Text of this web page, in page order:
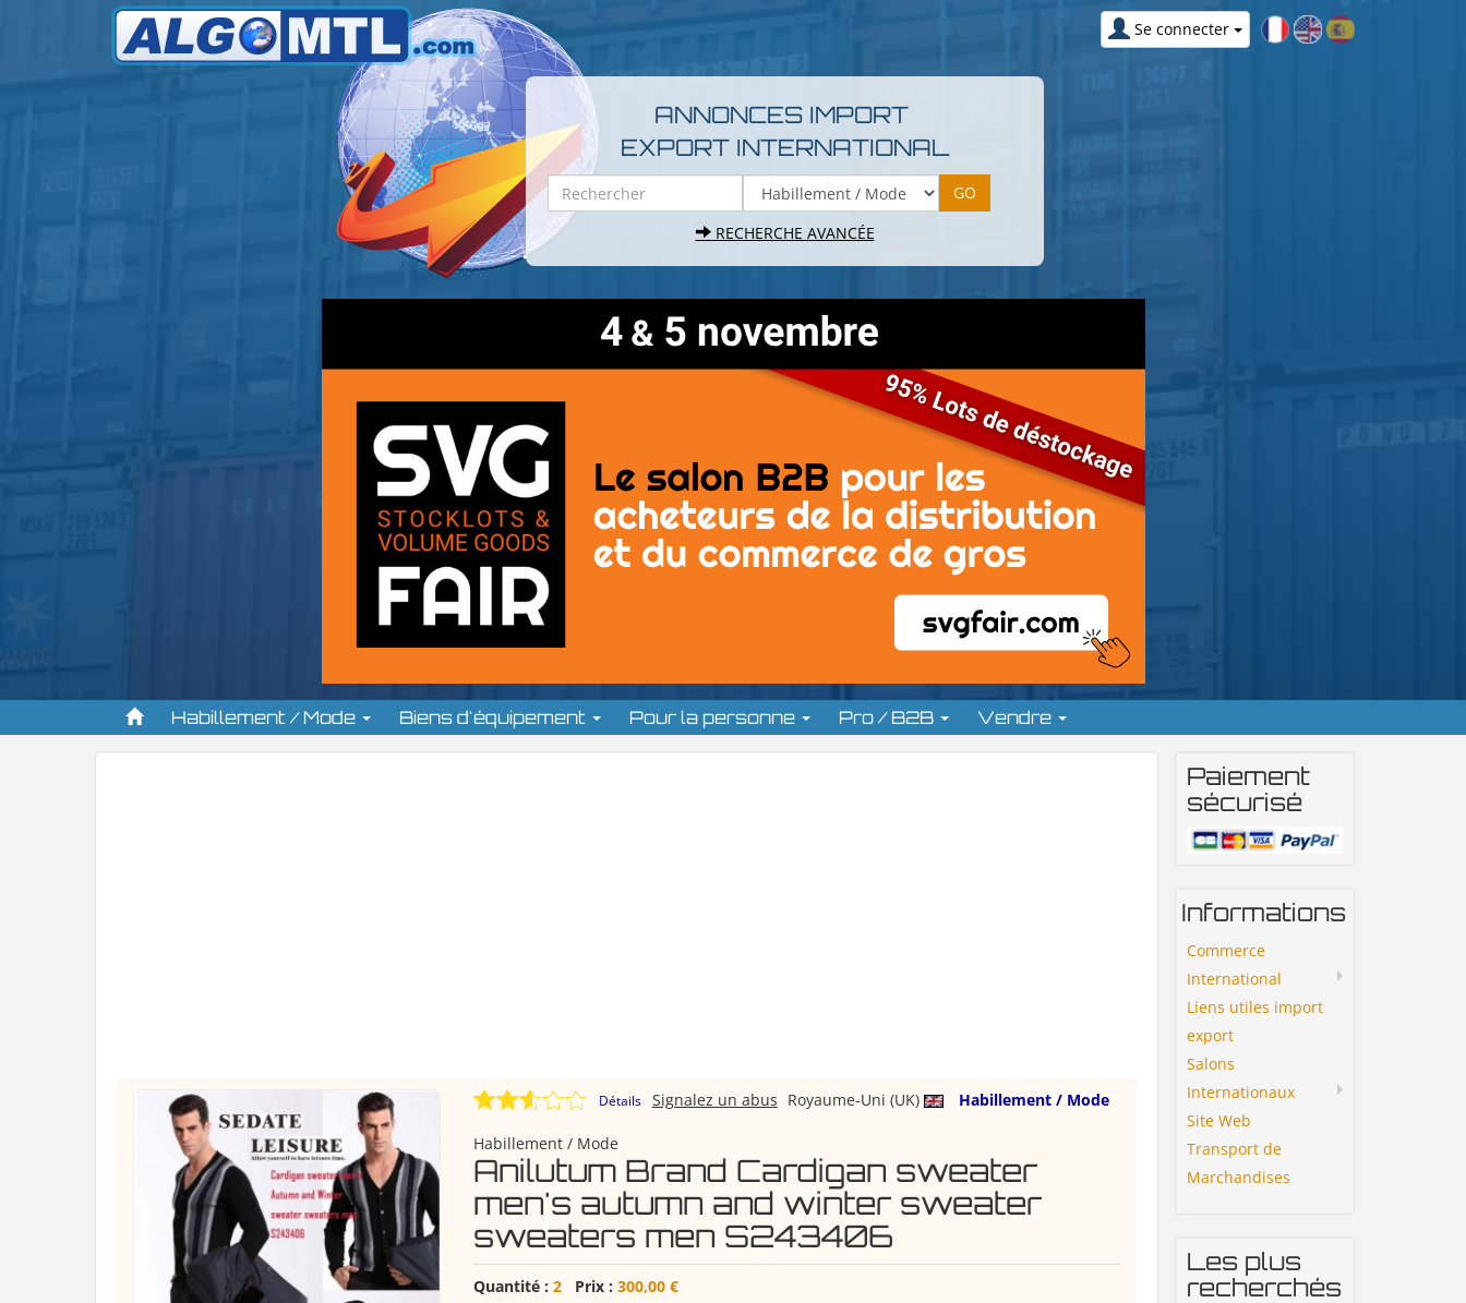
Se connecter
ANNONCES IMPORT
EXPORT INTERNATIONAL
RECHERCHE AVANCÉE
Habillement / Mode Biens d'équipement Pour la personne Pro / B2B Vendre
Détails Royaume-Uni (UK) Habillement / Mode
Signalez un abus
Habillement / Mode
Anilutum Brand Cardigan sweater
men's autumn and winter sweater
sweaters men S243406
Quantité : 2Prix : 300,00 €
Paiement
sécurisé
Informations
Commerce
International
Liens utiles import
export
Salons
Internationaux
Site Web
Transport de
Marchandises
Les plus
recherchés